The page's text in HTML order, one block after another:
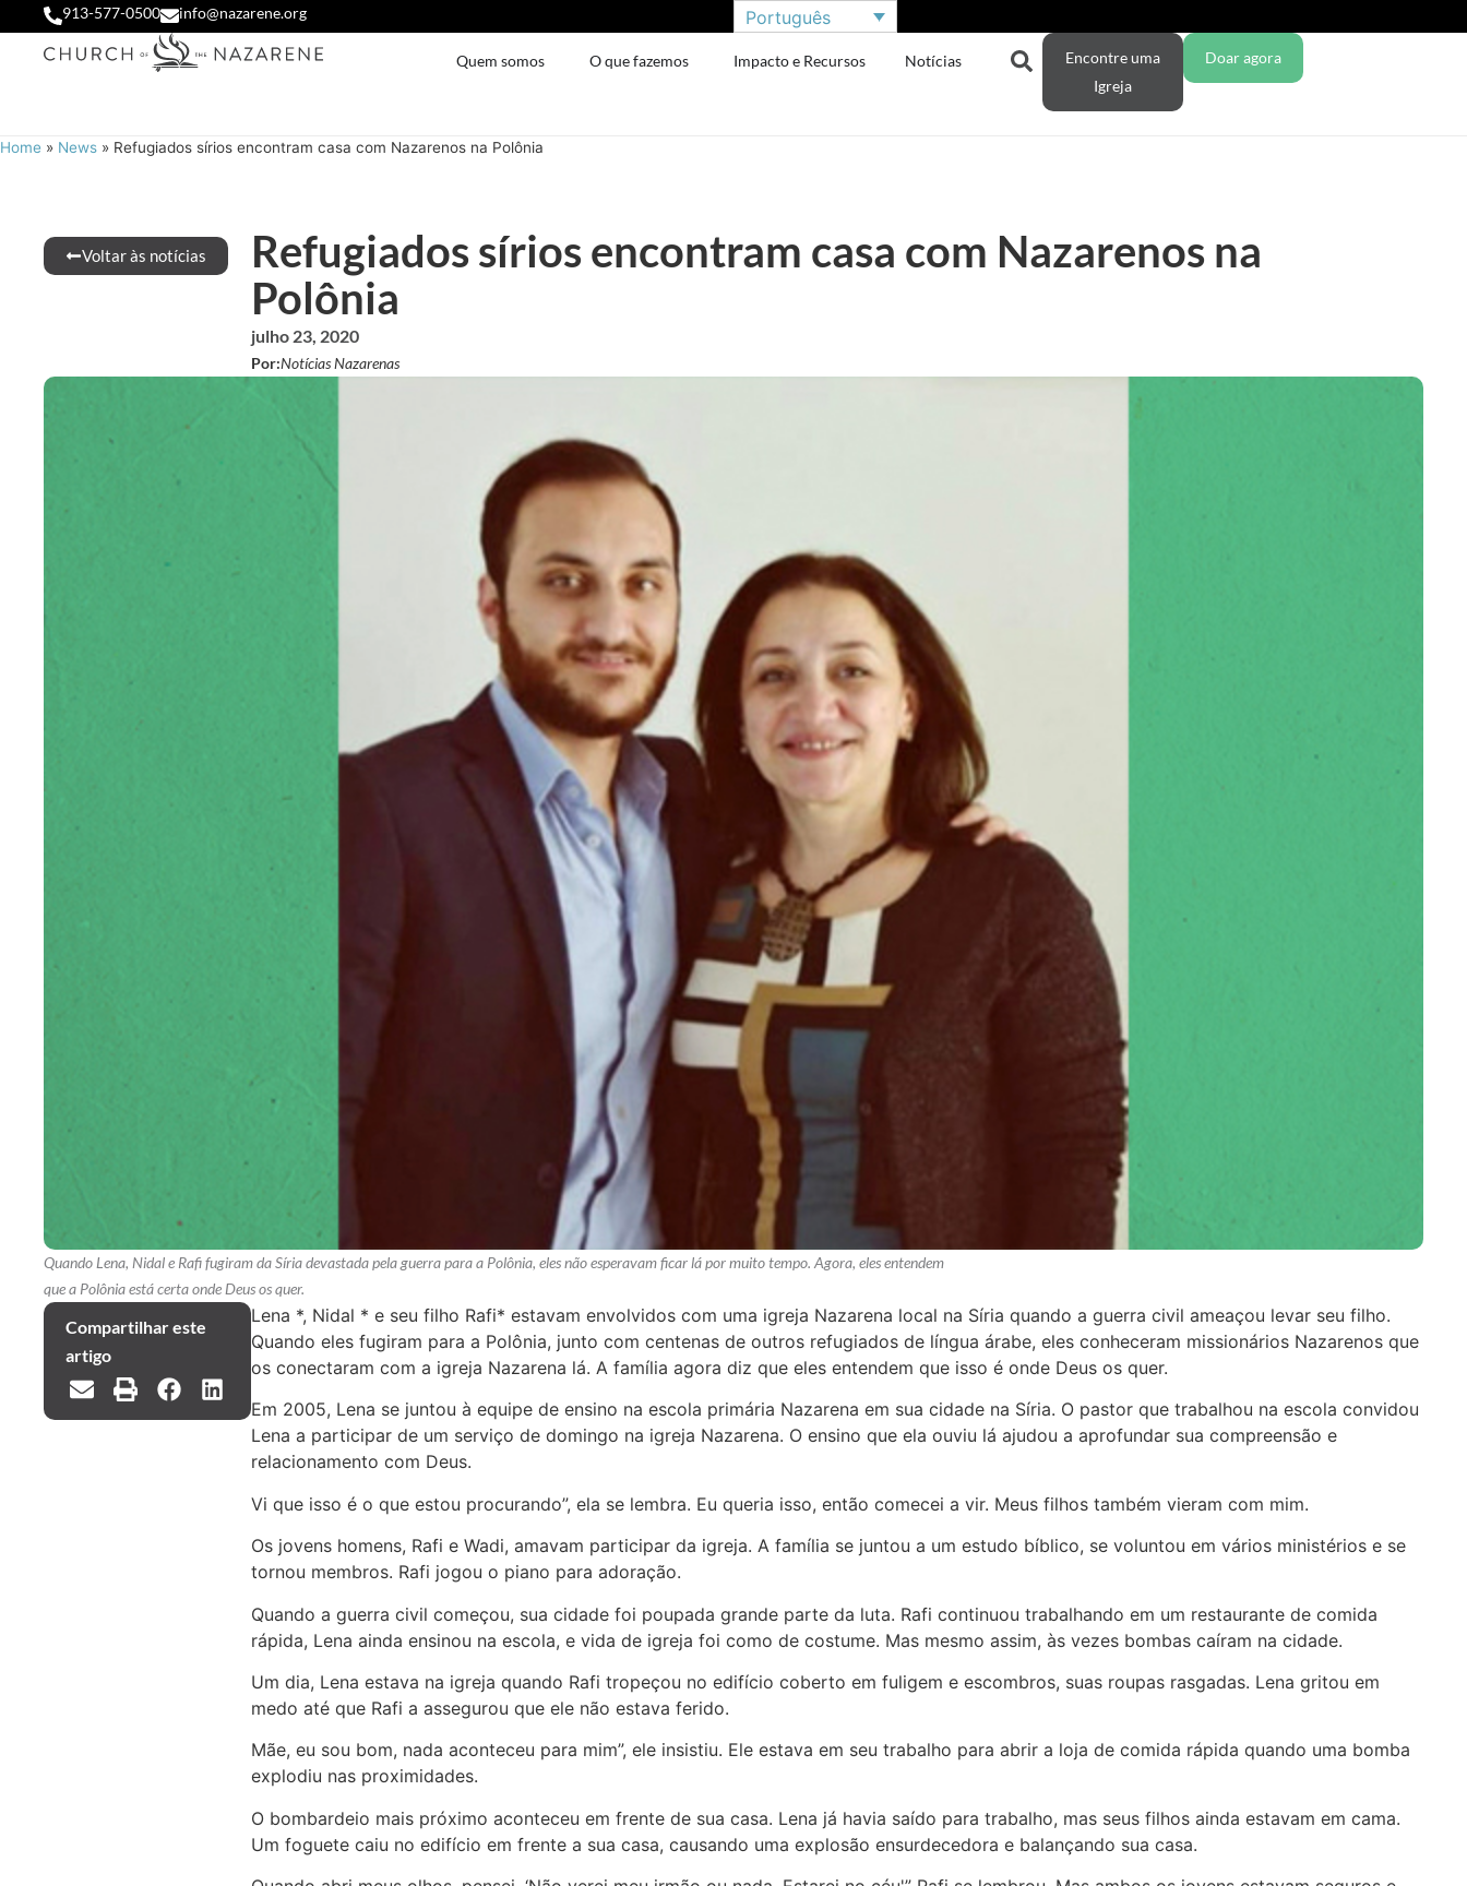
913-577-0500 info@nazarene.org Português
Quem somos O que fazemos Impacto e Recursos Notícias
Encontre uma
Igreja
Doar agora
Home » News » Refugiados sírios encontram casa com Nazarenos na Polônia
Voltar às notícias
Refugiados sírios encontram casa com Nazarenos na
Polônia
julho 23, 2020
Por:Notícias Nazarenas
Quando Lena, Nidal e Rafi fugiram da Síria devastada pela guerra para a Polônia, eles não esperavam ficar lá por muito tempo. Agora, eles entendem
que a Polônia está certa onde Deus os quer.
Compartilhar este
artigo
Lena *, Nidal * e seu filho Rafi* estavam envolvidos com uma igreja Nazarena local na Síria quando a guerra civil ameaçou levar seu filho.
Quando eles fugiram para a Polônia, junto com centenas de outros refugiados de língua árabe, eles conheceram missionários Nazarenos que
os conectaram com a igreja Nazarena lá. A família agora diz que eles entendem que isso é onde Deus os quer.
Em 2005, Lena se juntou à equipe de ensino na escola primária Nazarena em sua cidade na Síria. O pastor que trabalhou na escola convidou
Lena a participar de um serviço de domingo na igreja Nazarena. O ensino que ela ouviu lá ajudou a aprofundar sua compreensão e
relacionamento com Deus.
Vi que isso é o que estou procurando”, ela se lembra. Eu queria isso, então comecei a vir. Meus filhos também vieram com mim.
Os jovens homens, Rafi e Wadi, amavam participar da igreja. A família se juntou a um estudo bíblico, se voluntou em vários ministérios e se
tornou membros. Rafi jogou o piano para adoração.
Quando a guerra civil começou, sua cidade foi poupada grande parte da luta. Rafi continuou trabalhando em um restaurante de comida
rápida, Lena ainda ensinou na escola, e vida de igreja foi como de costume. Mas mesmo assim, às vezes bombas caíram na cidade.
Um dia, Lena estava na igreja quando Rafi tropeçou no edifício coberto em fuligem e escombros, suas roupas rasgadas. Lena gritou em
medo até que Rafi a assegurou que ele não estava ferido.
Mãe, eu sou bom, nada aconteceu para mim”, ele insistiu. Ele estava em seu trabalho para abrir a loja de comida rápida quando uma bomba
explodiu nas proximidades.
O bombardeio mais próximo aconteceu em frente de sua casa. Lena já havia saído para trabalho, mas seus filhos ainda estavam em cama.
Um foguete caiu no edifício em frente a sua casa, causando uma explosão ensurdecedora e balançando sua casa.